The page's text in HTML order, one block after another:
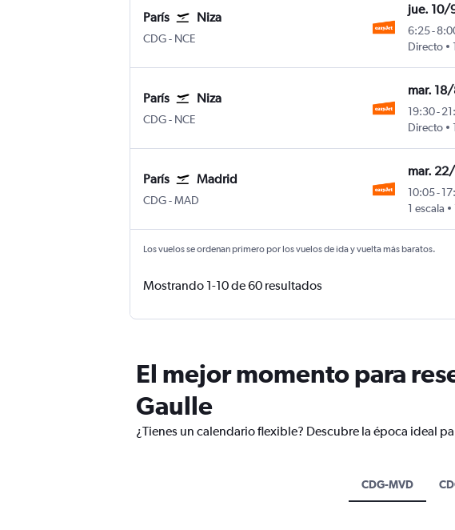
París Niza
CDG- NCE
jue. 10/
6:25-
Directo
París Niza
CDG- NCE
mar.
19:30-
Directo
París Madrid
CDG-MAD
mar.
10:05-
1 escala
Los vuelos se ordenan primero por los vuelos de ida y vuelta más baratos.
Mostrando 1-10 de 60 resultados
El mejor momento para
Gaulle
¿Tienes un calendario flexible? Descubre la época ideal
CDG-MVD